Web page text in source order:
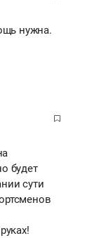
нужна.
будет
сути